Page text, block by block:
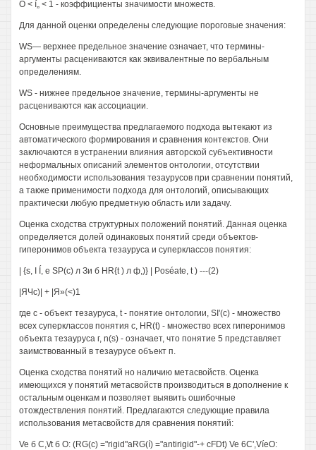
О < í„ < 1 - коэффициенты значимости множеств.
Для данной оценки определены следующие пороговые значения:
WS— верхнее предельное значение означает, что термины-
аргументы расцениваются как эквивалентные по вербальным
определениям.
WS - нижнее предельное значение, термины-аргументы не
расцениваются как ассоциации.
Основные преимущества предлагаемого подхода вытекают из
автоматического формирования и сравнения контекстов. Они
заключаются в устранении влияния авторской субъективности
неформальных описаний элементов онтологии, отсутствии
необходимости использования тезаурусов при сравнении понятий,
а также применимости подхода для онтологий, описывающих
практически любую предметную область или задачу.
Оценка сходства структурных положений понятий. Данная оценка
определяется долей одинаковых понятий среди объектов-
гиперонимов объекта тезауруса и суперклассов понятия:
| {s, I Í, е SP(c) л Зи б HR{t ) л ф,)} | Poséate, t ) ---(2)
|ЯЧс)| + |Я»(<)1
где с - объект тезауруса, t - понятие онтологии, SI'(c) - множество
всех суперклассов понятия с, HR(t) - множество всех гиперонимов
объекта тезауруса г, n(s) - означает, что понятие 5 представляет
заимствованный в тезаурусе объект п.
Оценка сходства понятий но наличию метасвойств. Оценка
имеющихся у понятий метасвойств производиться в дополнение к
остальным оценкам и позволяет выявить ошибочные
отождествления понятий. Предлагаются следующие правила
использования метасвойств для сравнения понятий:
Ve б C,\/t б О: (RG(c) ="rigid"aRG(í) ="antirigid"-+ cFDt) Ve 6C',VíeO: